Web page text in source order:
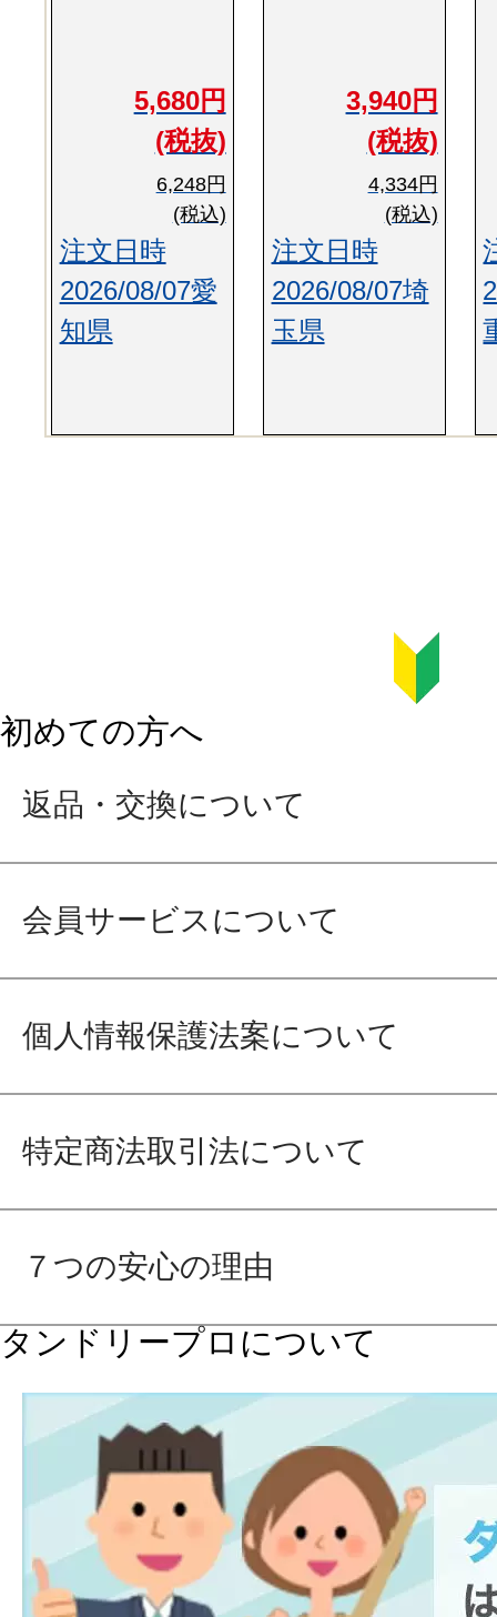
5,680円
(税抜)
6,248円
(税込)
注文日時
2026/08/07愛
知県
3,940円
(税抜)
4,334円
(税込)
注文日時
2026/08/07埼
玉県
初めての方へ
返品・交換について
会員サービスについて
個人情報保護法案について
特定商法取引法について
７つの安心の理由
タンドリープロについて